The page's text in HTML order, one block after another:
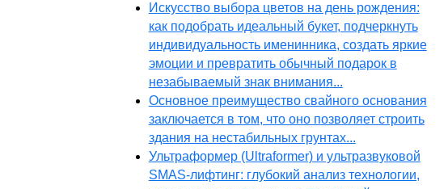
Искусство выбора цветов на день рождения:
как подобрать идеальный букет, подчеркнуть
индивидуальность именинника, создать яркие
эмоции и превратить обычный подарок в
незабываемый знак внимания...
Основное преимущество свайного основания
заключается в том, что оно позволяет строить
здания на нестабильных грунтах...
Ультраформер (Ultraformer) и ультразвуковой
SMAS-лифтинг: глубокий анализ технологии,